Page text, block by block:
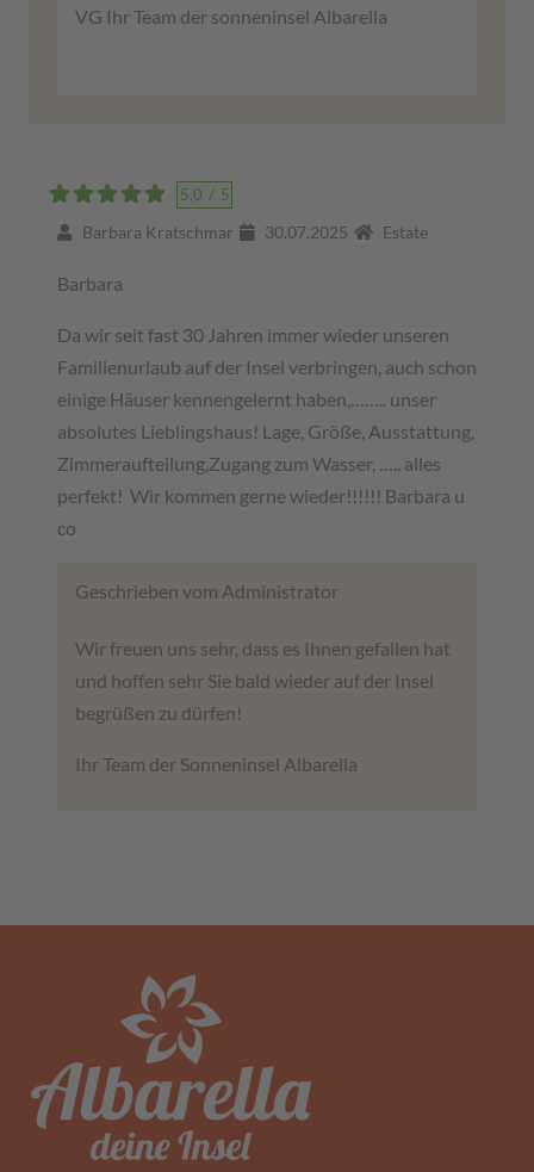
VG Ihr Team der sonneninsel Albarella
5,0 / 5
Barbara Kratschmar 30.07.2025 Estate
Barbara
Da wir seit fast 30 Jahren immer wieder unseren
Familienurlaub auf der Insel verbringen, auch schon
einige Häuser kennengelernt haben,…….. unser
absolutes Lieblingshaus! Lage, Größe, Ausstattung,
Zimmeraufteilung,Zugang zum Wasser, ….. alles
perfekt! Wir kommen gerne wieder!!!!!! Barbara u
co
Geschrieben vom Administrator
Wir freuen uns sehr, dass es Ihnen gefallen hat
und hoffen sehr Sie bald wieder auf der Insel
begrüßen zu dürfen!
Ihr Team der Sonneninsel Albarella